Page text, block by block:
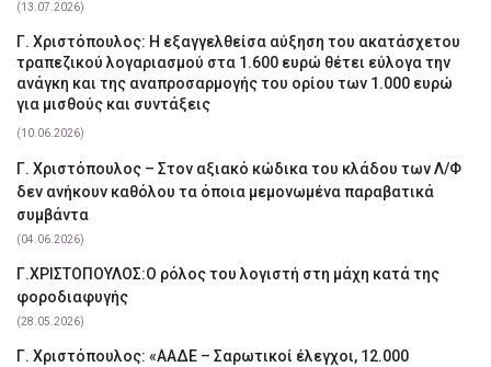
(13.07.2026)
Γ. Χριστόπουλος: Η εξαγγελθείσα αύξηση του ακατάσχετου
τραπεζικού λογαριασμού στα 1.600 ευρώ θέτει εύλογα την
ανάγκη και της αναπροσαρμογής του ορίου των 1.000 ευρώ
για μισθούς και συντάξεις
(10.06.2026)
Γ. Χριστόπουλος – Στον αξιακό κώδικα του κλάδου των Λ/Φ
δεν ανήκουν καθόλου τα όποια μεμονωμένα παραβατικά
συμβάντα
(04.06.2026)
Γ.ΧΡΙΣΤΟΠΟΥΛΟΣ:Ο ρόλος του λογιστή στη μάχη κατά της
φοροδιαφυγής
(28.05.2026)
Γ. Χριστόπουλος: «ΑΑΔΕ – Σαρωτικοί έλεγχοι, 12.000